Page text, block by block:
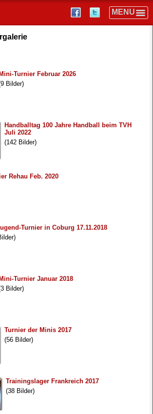
Mini-Turnier Februar 2026
Bilder)
Handballtag 100 Jahre Handball beim TVH
Juli 2022
(142 Bilder)
Rehau Feb. 2020
Turnier in Coburg 17.11.2018
Mini-Turnier Januar 2018
Bilder)
Turnier der Minis 2017
(56 Bilder)
Trainingslager Frankreich 2017
(38 Bilder)